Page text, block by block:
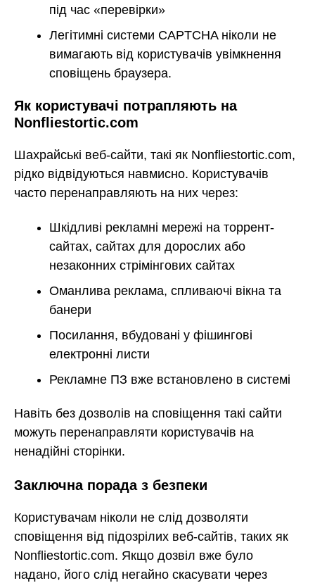
під час «перевірки»
Легітимні системи CAPTCHA ніколи не
вимагають від користувачів увімкнення
сповіщень браузера.
Як користувачі потрапляють на
Nonfliestortic.com
Шахрайські веб-сайти, такі як Nonfliestortic.com,
рідко відвідуються навмисно. Користувачів
часто перенаправляють на них через:
Шкідливі рекламні мережі на торрент-
сайтах, сайтах для дорослих або
незаконних стрімінгових сайтах
Оманлива реклама, спливаючі вікна та
банери
Посилання, вбудовані у фішингові
електронні листи
Рекламне ПЗ вже встановлено в системі
Навіть без дозволів на сповіщення такі сайти
можуть перенаправляти користувачів на
ненадійні сторінки.
Заключна порада з безпеки
Користувачам ніколи не слід дозволяти
сповіщення від підозрілих веб-сайтів, таких як
Nonfliestortic.com. Якщо дозвіл вже було
надано, його слід негайно скасувати через